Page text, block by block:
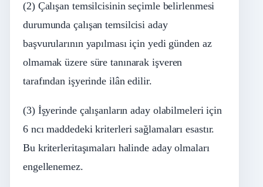
(2) Çalışan temsilcisinin seçimle belirlenmesi
durumunda çalışan temsilcisi aday
başvurularının yapılması için yedi günden az
olmamak üzere süre tanınarak işveren
tarafından işyerinde ilân edilir.
(3) İşyerinde çalışanların aday olabilmeleri için
6 ncımaddedekikriterlerisağlamaları esastır.
Bu kriterleritaşımaları halinde aday olmaları
engellenemez.